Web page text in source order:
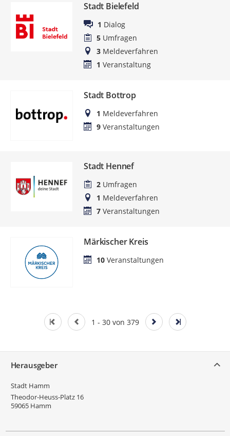
Stadt Bielefeld
1 Dialog
5 Umfragen
3 Meldeverfahren
1 Veranstaltung
Stadt Bottrop
1 Meldeverfahren
9 Veranstaltungen
Stadt Hennef
2 Umfragen
1 Meldeverfahren
7 Veranstaltungen
Märkischer Kreis
10 Veranstaltungen
1 - 30 von 379
Herausgeber
Stadt Hamm
Theodor-Heuss-Platz 16
59065 Hamm